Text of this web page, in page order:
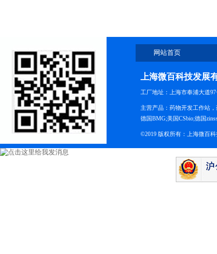
网站首页
上海微百科技发展
工厂地址：上海市奉浦大道
主营产品：药物开发工作站
德国BMG;美国CSbio;德国
©2019 版权所有：上海微百